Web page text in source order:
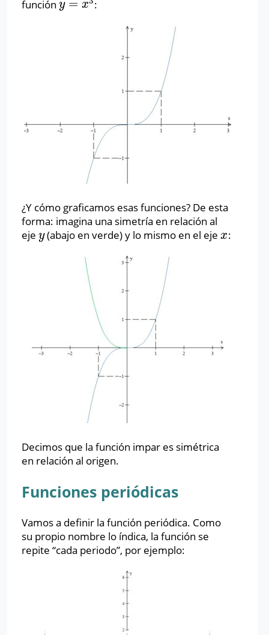
función y = x
y=x3 :
¿Y cómo graficamos esas funciones? De esta
forma: imagina una simetría en relación al
eje y
y(abajo en verde) y lo mismo en el ejex
x :
Decimos que la función impar es simétrica
en relación al origen.
Funciones periódicas
Vamos a definir la función periódica. Como
su propio nombre lo índica, la función se
repite “cada periodo”, por ejemplo: